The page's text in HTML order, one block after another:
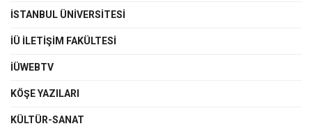
İSTANBUL ÜNIVERSITESI
İÜ İLETIŞIM FAKÜLTESI
İÜWEBTV
KÖŞE YAZILARI
KÜLTÜR-SANAT